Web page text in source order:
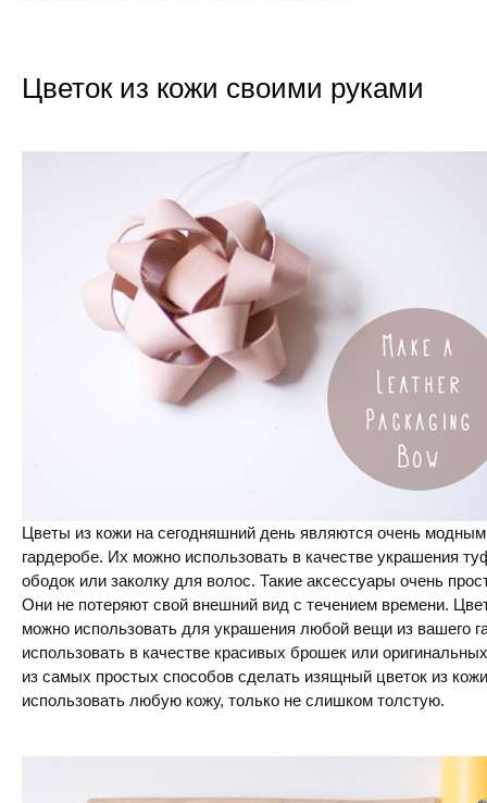
Цветок из кожи своими руками
Цветы из кожи на сегодняшний день являются очень
гардеробе. Их можно использовать в качестве украшения
ободок или заколку для волос. Такие аксессуары очень
Они не потеряют свой внешний вид с течением времени.
можно использовать для украшения любой вещи из вашего
использовать в качестве красивых брошек или
из самых простых способов сделать изящный цветок из
использовать любую кожу, только не слишком толстую.